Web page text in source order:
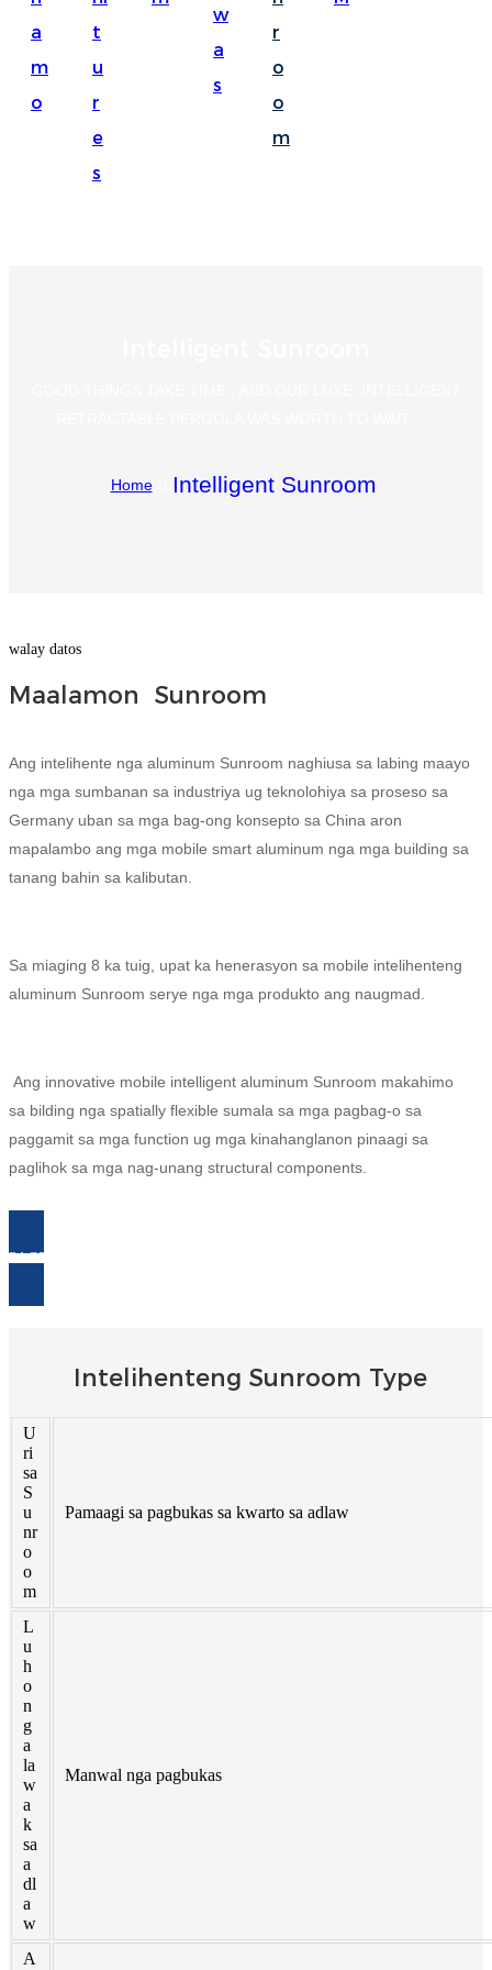
Монгол
Sugbuanon
Slovenščina
ภาษาไทย
日语
a
m
o
t
u
r
e
s
w
a
s
r
o
o
m
Home Intelligent Sunroom
walay datos
Maalamon Sunroom
Ang intelihente nga aluminum Sunroom naghiusa sa labing maayo
nga mga sumbanan sa industriya ug teknolohiya sa proseso sa
Germany uban sa mga bag-ong konsepto sa China aron
mapalambo ang mga mobile smart aluminum nga mga building sa
tanang bahin sa kalibutan.
Sa miaging 8 ka tuig, upat ka henerasyon sa mobile intelihenteng
aluminum Sunroom serye nga mga produkto ang naugmad.
Ang innovative mobile intelligent aluminum Sunroom makahimo
sa bilding nga spatially flexible sumala sa mga pagbag-o sa
paggamit sa mga function ug mga kinahanglanon pinaagi sa
paglihok sa mga nag-unang structural components.
PAGPANGITA KARON
Intelihenteng Sunroom Type
U
ri
sa
S
u
nr
o
o
m
Pamaagi sa pagbukas sa kwarto sa adlaw
L
u
h
o
n
g
a
la
w
a
k
sa
a
dl
a
w
Manwal nga pagbukas
A